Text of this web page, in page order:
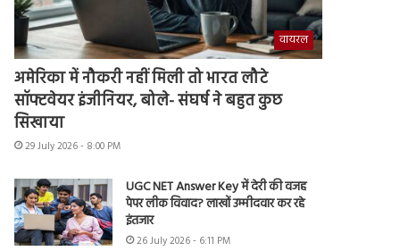
वायरल
अमेरिका में नौकरी नहीं मिली तो भारत लौटे
सॉफ्टवेयर इंजीनियर, बोले- संघर्ष ने बहुत कुछ
सिखाया
29 July 2026 - 8:00 PM
UGC NET Answer Key में देरी की वजह
पेपर लीक विवाद? लाखों उम्मीदवार कर रहे
इंतजार
26 July 2026 - 6:11 PM